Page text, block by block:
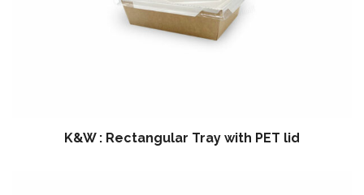
K&W : Rectangular Tray with PET lid